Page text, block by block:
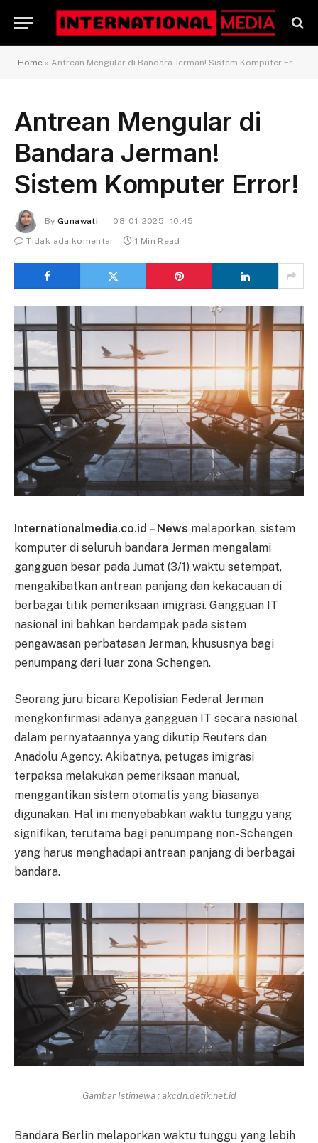
Home » Antrean Mengular di Bandara Jerman! Sistem Komputer Error!
Antrean Mengular di
Bandara Jerman!
Sistem Komputer Error!
By Gunawati
08-01-2025 - 10.45
Tidak ada komentar
1 Min Read
Internationalmedia.co.id – News melaporkan, sistem
komputer di seluruh bandara Jerman mengalami
gangguan besar pada Jumat (3/1) waktu setempat,
mengakibatkan antrean panjang dan kekacauan di
berbagai titik pemeriksaan imigrasi. Gangguan IT
nasional ini bahkan berdampak pada sistem
pengawasan perbatasan Jerman, khususnya bagi
penumpang dari luar zona Schengen.
Seorang juru bicara Kepolisian Federal Jerman
mengkonfirmasi adanya gangguan IT secara nasional
dalam pernyataannya yang dikutip Reuters dan
Anadolu Agency. Akibatnya, petugas imigrasi
terpaksa melakukan pemeriksaan manual,
menggantikan sistem otomatis yang biasanya
digunakan. Hal ini menyebabkan waktu tunggu yang
signifikan, terutama bagi penumpang non-Schengen
yang harus menghadapi antrean panjang di berbagai
bandara.
Gambar Istimewa : akcdn.detik.net.id
Bandara Berlin melaporkan waktu tunggu yang lebih